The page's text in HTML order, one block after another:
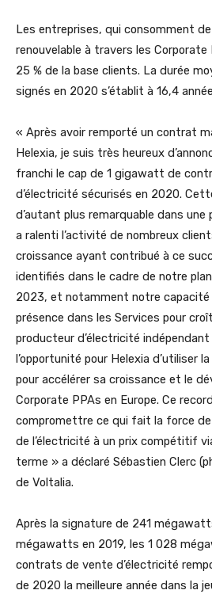
Les entreprises, qui consomment
renouvelable à travers les Corporate
25 % de la base clients. La durée
signés en 2020 s’établit à 16,4
« Après avoir remporté un contrat
Helexia, je suis très heureux
franchi le cap de 1 gigawatt de
d’électricité sécurisés en 2020.
d’autant plus remarquable dans une
a ralenti l’activité de nombreux
croissance ayant contribué à ce
identifiés dans le cadre de notre
2023, et notamment notre capacité
présence dans les Services pour
producteur d’électricité
l’opportunité pour Helexia d’utiliser
pour accélérer sa croissance et le
Corporate PPAs en Europe. Ce
compromettre ce qui fait la force
de l’électricité à un prix compétitif
terme » a déclaré Sébastien Clerc
de Voltalia.
Après la signature de 241
mégawatts en 2019, les 1 028
contrats de vente d’électricité
de 2020 la meilleure année dans la